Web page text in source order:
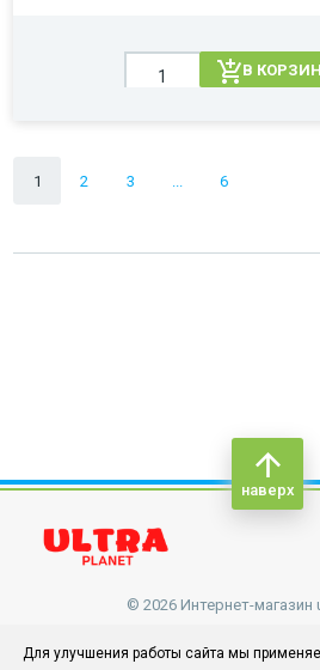
В
1 2 3 ... 6
© 2026 Интернет-магазин
наверх
Для улучшения работы сайта мы